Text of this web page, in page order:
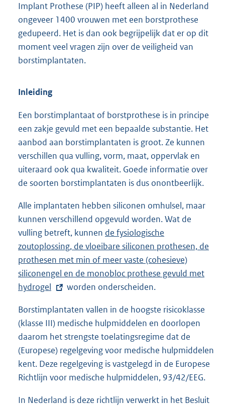
Implant Prothese (PIP) heeft alleen al in Nederland
ongeveer 1400 vrouwen met een borstprothese
gedupeerd. Het is dan ook begrijpelijk dat er op dit
moment veel vragen zijn over de veiligheid van
borstimplantaten.
Inleiding
Een borstimplantaat of borstprothese is in principe
een zakje gevuld met een bepaalde substantie. Het
aanbod aan borstimplantaten is groot. Ze kunnen
verschillen qua vulling, vorm, maat, oppervlak en
uiteraard ook qua kwaliteit. Goede informatie over
de soorten borstimplantaten is dus onontbeerlijk.
Alle implantaten hebben siliconen omhulsel, maar
kunnen verschillend opgevuld worden. Wat de
vulling betreft, kunnen E
x
t
e
r
e
l
i
n
k
de fysiologische
zoutoplossing, de vloeibare siliconen prothesen, de
prothesen met min of meer vaste (cohesieve)
siliconengel en de monobloc prothese gevuld met
hydrogel
worden onderscheiden.
Borstimplantaten vallen in de hoogste risicoklasse
(klasse III) medische hulpmiddelen en doorlopen
daarom het strengste toelatingsregime dat de
(Europese) regelgeving voor medische hulpmiddelen
kent. Deze regelgeving is vastgelegd in de Europese
Richtlijn voor medische hulpmiddelen, 93/42/EEG.
In Nederland is deze richtlijn verwerkt in het Besluit